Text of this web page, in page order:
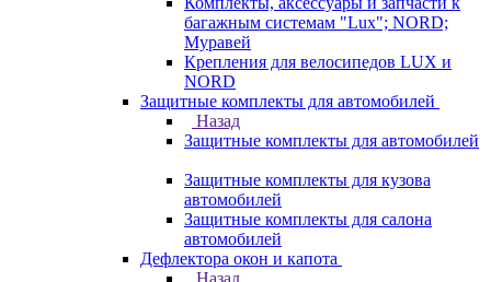
багажным системам "Lux"; NORD;
Муравей
Крепления для велосипедов LUX и
NORD
Защитные комплекты для автомобилей
Назад
Защитные комплекты для автомобилей
Защитные комплекты для кузова
автомобилей
Защитные комплекты для салона
автомобилей
Дефлектора окон и капота
Назад